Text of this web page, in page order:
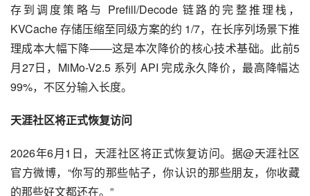
存到调度策略与 Prefill/Decode 链路的完整推理栈，
KVCache 存储压缩至同级方案的约 1/7，在长序列场景下推
理成本大幅下降——这是本次降价的核心技术基础。此前5
月27日，MiMo-V2.5 系列 API 完成永久降价，最高降幅达
99%，不区分输入长度。
天涯社区将正式恢复访问
2026年6月1日，天涯社区将正式恢复访问。据@天涯社区
官方微博，“你写的那些帖子，你认识的那些朋友，你收藏
的那些好文都还在。”